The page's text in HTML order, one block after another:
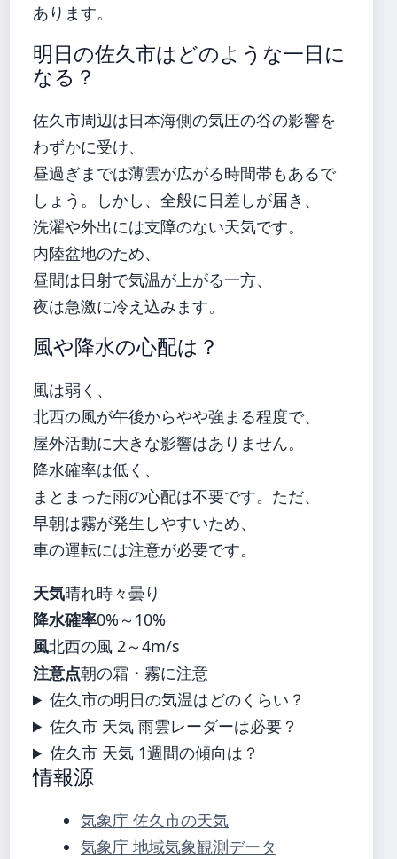
あります。
明日の佐久市はどのような一日に
なる？
佐久市周辺は日本海側の気圧の谷の影響を
わずかに受け、
昼過ぎまでは薄雲が広がる時間帯もあるで
しょう。しかし、全般に日差しが届き、
洗濯や外出には支障のない天気です。
内陸盆地のため、
昼間は日射で気温が上がる一方、
夜は急激に冷え込みます。
風や降水の心配は？
風は弱く、
北西の風が午後からやや強まる程度で、
屋外活動に大きな影響はありません。
降水確率は低く、
まとまった雨の心配は不要です。ただ、
早朝は霧が発生しやすいため、
車の運転には注意が必要です。
天気晴れ時々曇り
降水確率0%～10%
風北西の風 2～4m/s
注意点朝の霜・霧に注意
佐久市の明日の気温はどのくらい？
佐久市 天気 雨雲レーダーは必要？
佐久市 天気 1週間の傾向は？
情報源
気象庁 佐久市の天気
気象庁 地域気象観測データ